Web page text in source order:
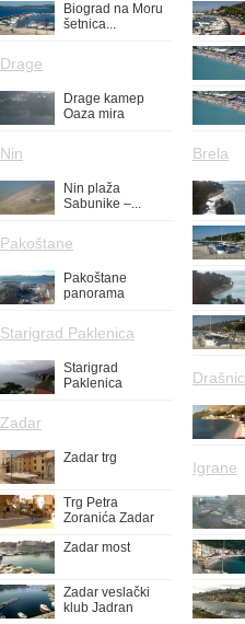
Biograd na Moru
šetnica...
Drage
Drage kamep
Oaza mira
Nin
Nin plaža
Sabunike –...
Pakoštane
Pakoštane
panorama
Starigrad Paklenica
Starigrad
Paklenica
Zadar
Zadar trg
Trg Petra
Zoranića Zadar
Zadar most
Zadar veslački
klub Jadran
Brela
Igrane